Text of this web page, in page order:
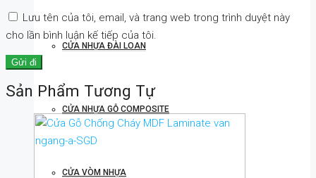
CỬA NHỰA ĐÀI LOAN
CỬA NHỰA GỖ COMPOSITE
CỬA VÒM NHỰA
Lưu tên của tôi, email, và trang web trong trình duyệt này
cho lần bình luận kế tiếp của tôi.
Sản Phẩm Tương Tự